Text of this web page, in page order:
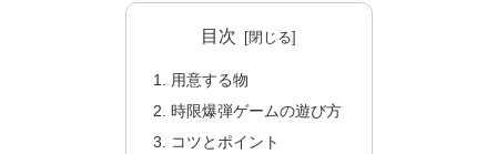
目次
用意する物
時限爆弾ゲームの遊び方
コツとポイント